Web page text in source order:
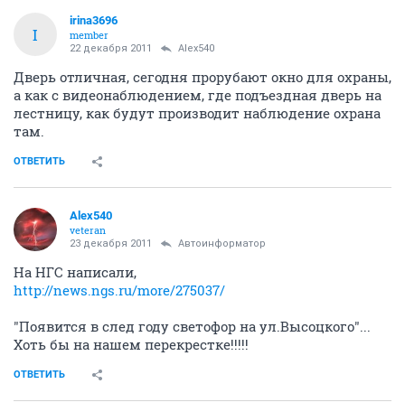
I
irina3696
member
22 декабря 2011 Alex540
Дверь отличная, сегодня прорубают окно для охраны,
а как с видеонаблюдением, где подъездная дверь на
лестницу, как будут производит наблюдение охрана
там.
ОТВЕТИТЬ
Alex540
veteran
23 декабря 2011 Автоинформатор
На НГС написали,
http://news.ngs.ru/more/275037/
"Появится в след году светофор на ул.Высоцкого"...
Хоть бы на нашем перекрестке!!!!!
ОТВЕТИТЬ